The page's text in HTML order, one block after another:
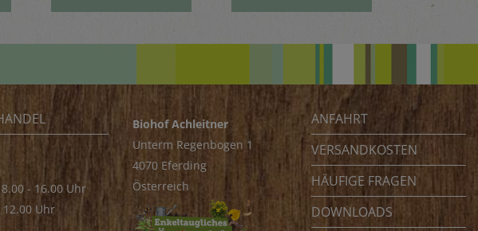
- 16.00 Uhr
12.00 Uhr
Biohof Achleitner
Unterm Regenbogen 1
4070 Eferding
Österreich
ANFAHRT
VERSANDKOSTEN
HÄUFIGE FRAGEN
DOWNLOADS